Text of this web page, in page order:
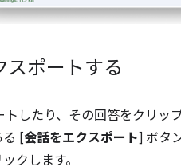
スポートする
したり、その回答をクリッ
る [会話をエクスポート] ボタ
クします。